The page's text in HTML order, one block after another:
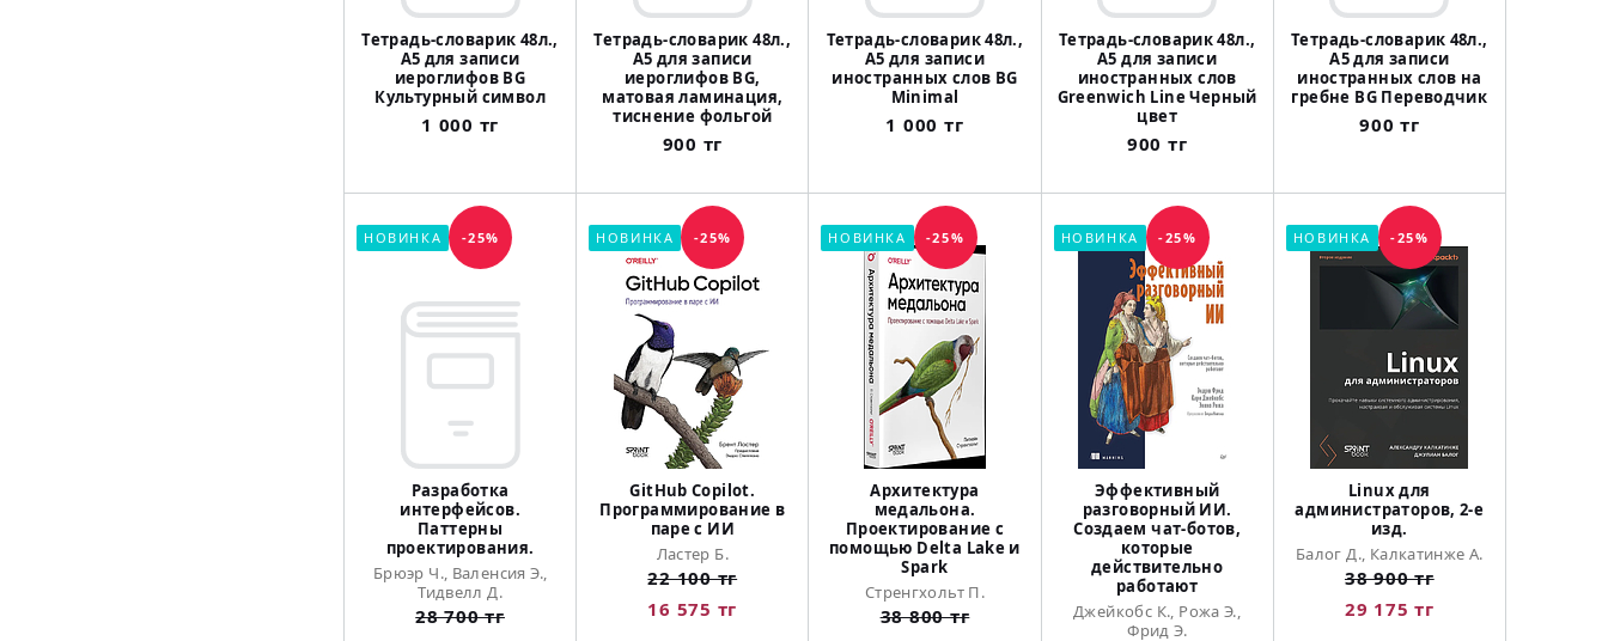
Тетрадь-словарик 48л.,
А5 для записи
иероглифов BG
Культурный символ
1 000 тг
Тетрадь-словарик 48л.,
А5 для записи
иероглифов BG,
матовая ламинация,
тиснение фольгой
900 тг
Тетрадь-словарик 48л.,
А5 для записи
иностранных слов BG
Minimal
1 000 тг
Тетрадь-словарик 48л.,
А5 для записи
иностранных слов
Greenwich Line Черный
цвет
900 тг
Тетрадь-словарик 48л.,
А5 для записи
иностранных слов на
гребне BG Переводчик
900 тг
НОВИНКА -25%
Разработка
интерфейсов.
Паттерны
проектирования.
Брюэр Ч., Валенсия Э.,
Тидвелл Д.
28 700 тг
НОВИНКА -25%
GitHub Copilot.
Программирование в
паре с ИИ
Ластер Б.
22 100 тг
16 575 тг
НОВИНКА -25%
Архитектура
медальона.
Проектирование с
помощью Delta Lake и
Spark
Стренгхольт П.
38 800 тг
НОВИНКА -25%
Эффективный
разговорный ИИ.
Создаем чат-ботов,
которые
действительно
работают
Джейкобс К., Рожа Э.,
Фрид Э.
НОВИНКА -25%
Linux для
администраторов, 2-е
изд.
Балог Д., Калкатинже А.
38 900 тг
29 175 тг